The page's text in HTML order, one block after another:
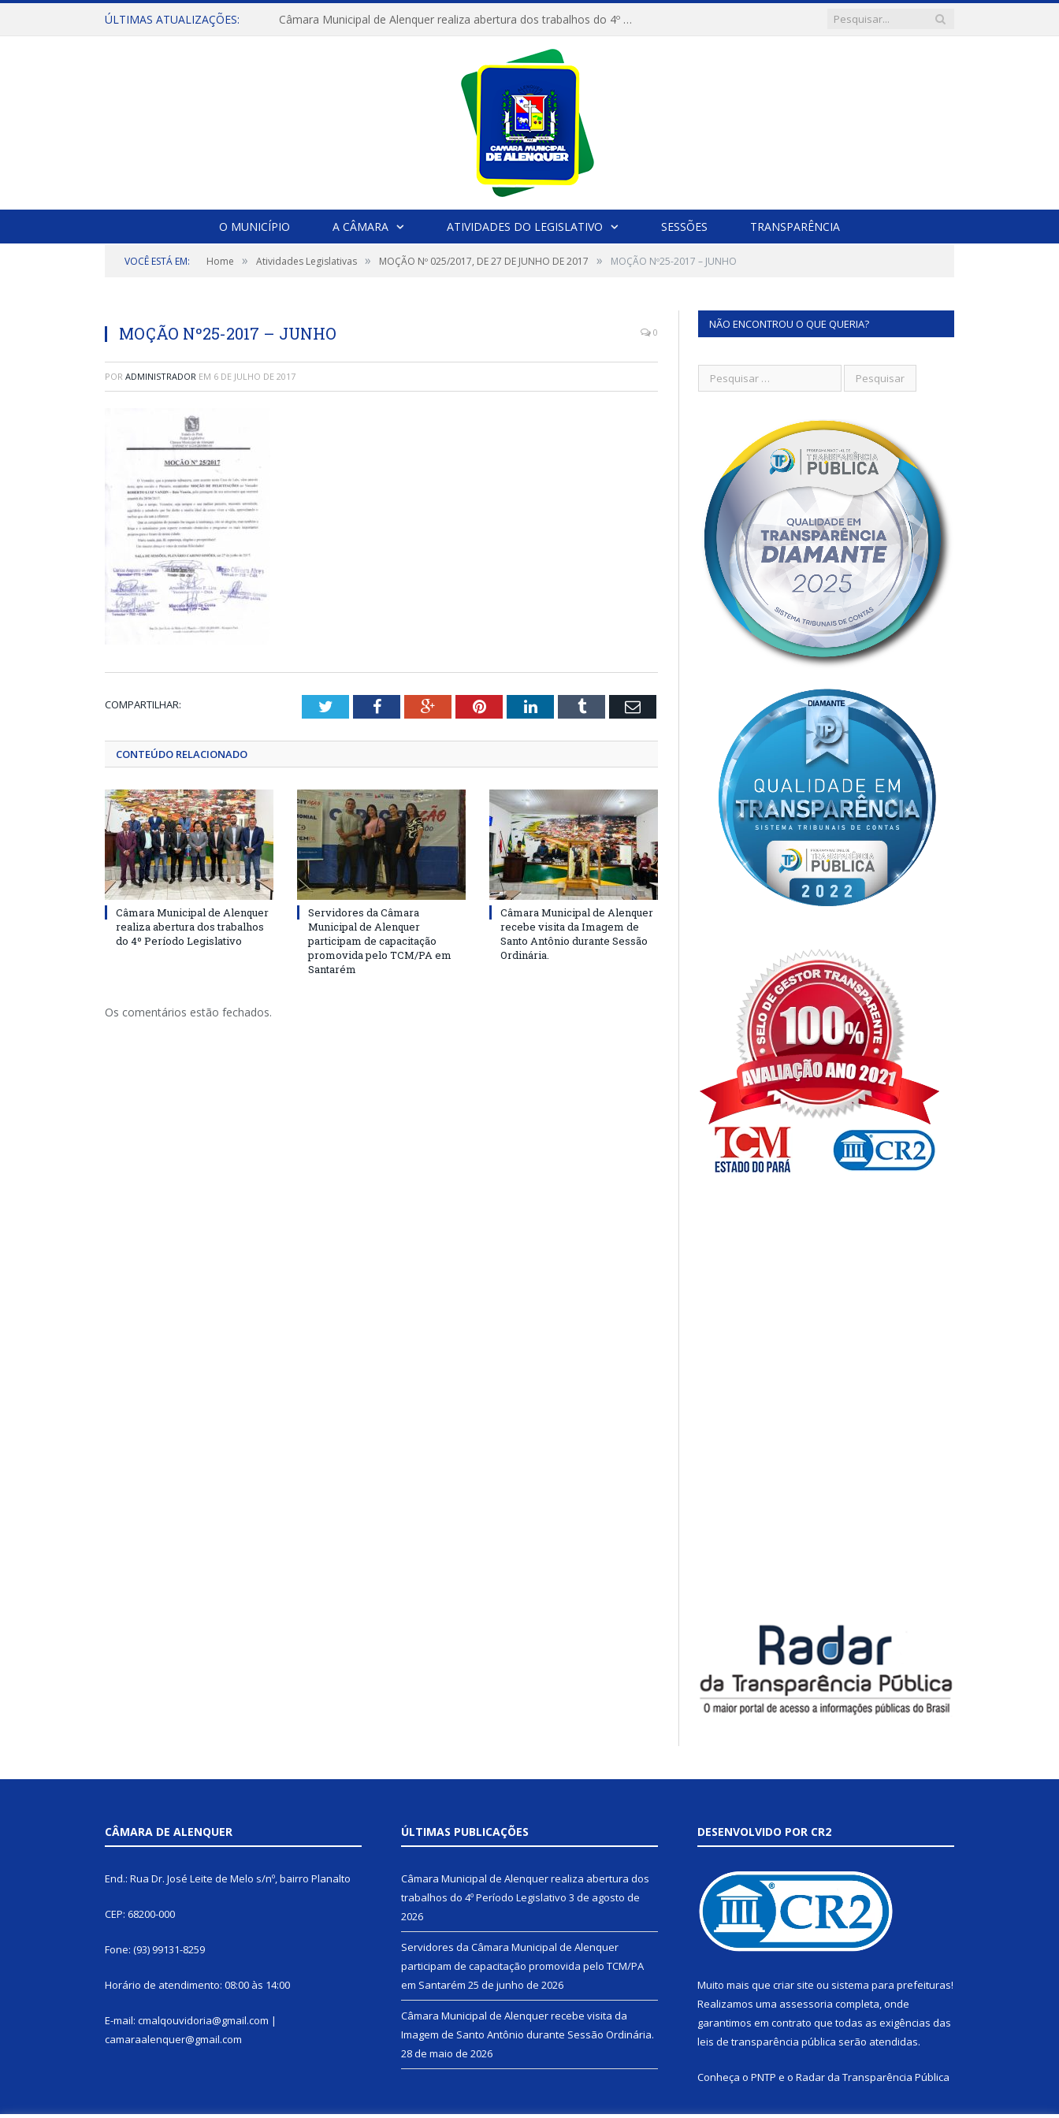
ÚLTIMAS ATUALIZAÇÕES: Câmara Municipal de Alenquer realiza abertura dos trabalhos do 4º Período Legislativo
O MUNICÍPIO A CÂMARA ATIVIDADES DO LEGISLATIVO SESSÕES TRANSPARÊNCIA
VOCÊ ESTÁ EM: Home » Atividades Legislativas » MOÇÃO Nº 025/2017, DE 27 DE JUNHO DE 2017 » MOÇÃO Nº25-2017 – JUNHO
MOÇÃO Nº25-2017 – JUNHO 0
POR ADMINISTRADOR EM 6 DE JULHO DE 2017
COMPARTILHAR: TwitterFacebookGoogle+PinterestLinkedInTumblr Email
CONTEÚDO RELACIONADO
Câmara Municipal de Alenquer
realiza abertura dos trabalhos
do 4º Período Legislativo
Servidores da Câmara
Municipal de Alenquer
participam de capacitação
promovida pelo TCM/PA em
Santarém
Câmara Municipal de Alenquer
recebe visita da Imagem de
Santo Antônio durante Sessão
Ordinária.
Os comentários estão fechados.
NÃO ENCONTROU O QUE QUERIA?
CÂMARA DE ALENQUER
End.: Rua Dr. José Leite de Melo s/nº, bairro Planalto
CEP: 68200-000
Fone: (93) 99131-8259
Horário de atendimento: 08:00 às 14:00
E-mail: cmalqouvidoria@gmail.com |
camaraalenquer@gmail.com
ÚLTIMAS PUBLICAÇÕES
Câmara Municipal de Alenquer realiza abertura dos
trabalhos do 4º Período Legislativo 3 de agosto de
2026
Servidores da Câmara Municipal de Alenquer
participam de capacitação promovida pelo TCM/PA
em Santarém 25 de junho de 2026
Câmara Municipal de Alenquer recebe visita da
Imagem de Santo Antônio durante Sessão Ordinária.
28 de maio de 2026
DESENVOLVIDO POR CR2
Muito mais que criar site ou sistema para prefeituras!
Realizamos uma assessoria completa, onde
garantimos em contrato que todas as exigências das
leis de transparência pública serão atendidas.
Conheça o PNTP e o Radar da Transparência Pública